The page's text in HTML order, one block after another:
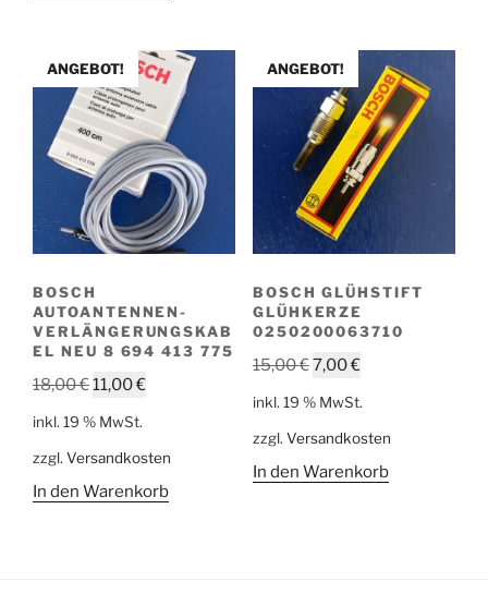
ANGEBOT!
BOSCH
AUTOANTENNEN-
VERLÄNGERUNGSKAB
EL NEU 8 694 413 775
18,00€Ursprünglicher
18,00 €
11,00€Aktueller
11,00 €.
inkl. 19 % MwSt.
zzgl. Versandkosten
In den Warenkorb
ANGEBOT!
BOSCH GLÜHSTIFT
GLÜHKERZE
0250200063710
15,00€Ursprünglicher
15,00 €
7,00€Aktueller
7,00 €.
inkl. 19 % MwSt.
zzgl. Versandkosten
In den Warenkorb